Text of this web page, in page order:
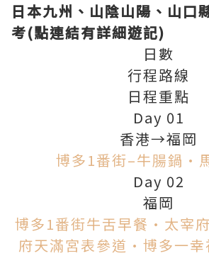
日本九州、山陰山陽、山口
考(點連結有詳細遊記)
日數
行程路線
日程重點
Day 01
香港→福岡
博多1番街–牛腸鍋•
Day 02
福岡
博多1番街牛舌早餐•太宰
府天滿宮表參道•博多一